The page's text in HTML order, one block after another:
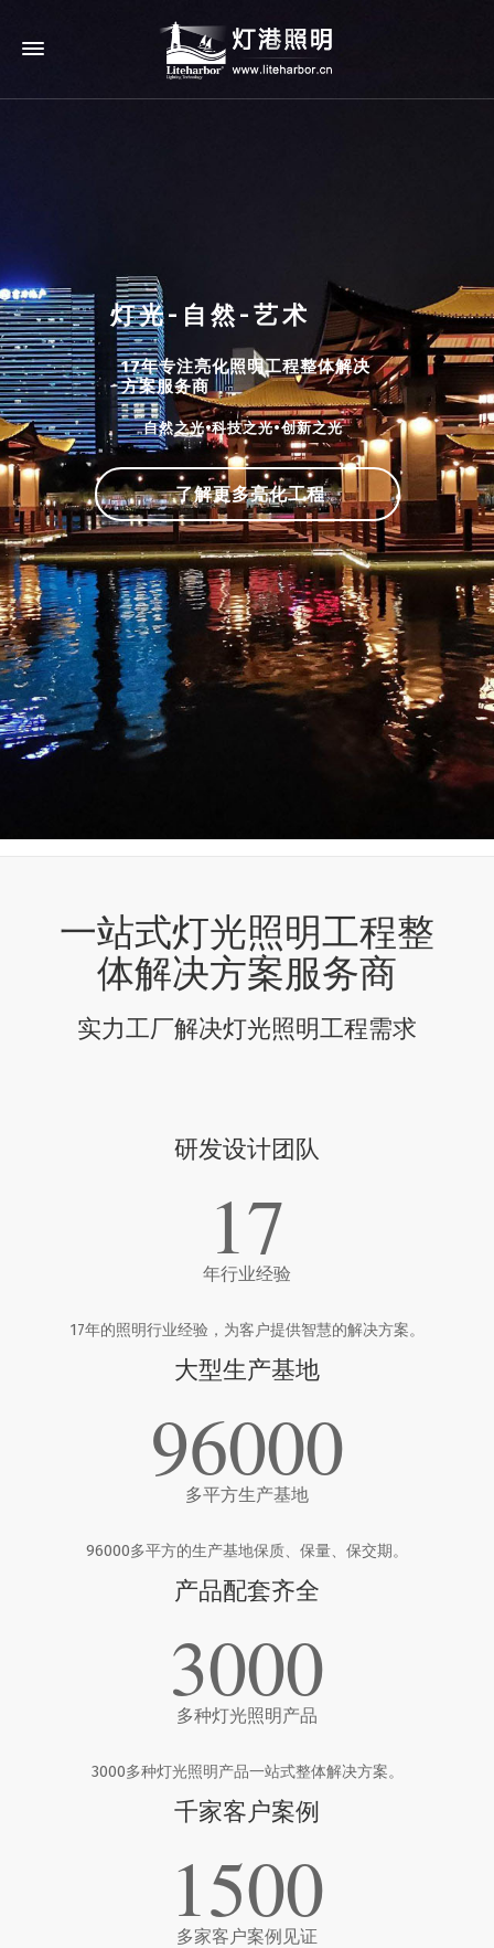
灯光-自然-艺术
17年专注亮化照明工程整体解决
方案服务商
自然之光•科技之光•创新之光
了解更多亮化工程
一站式灯光照明工程整
体解决方案服务商
实力工厂解决灯光照明工程需求
研发设计团队
17
年行业经验
17年的照明行业经验，为客户提供智慧的解决方案。
大型生产基地
96000
多平方生产基地
96000多平方的生产基地保质、保量、保交期。
产品配套齐全
3000
多种灯光照明产品
3000多种灯光照明产品一站式整体解决方案。
千家客户案例
1500
多家客户案例见证